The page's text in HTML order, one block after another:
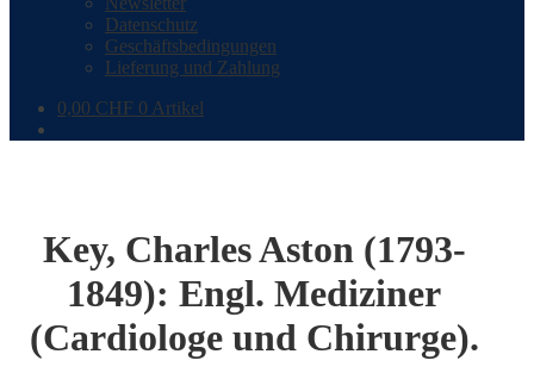
Datenschutz
Geschäftsbedingungen
Lieferung und Zahlung
0,00 CHF 0 Artikel
Key, Charles Aston (1793-
1849): Engl. Mediziner
(Cardiologe und Chirurge).